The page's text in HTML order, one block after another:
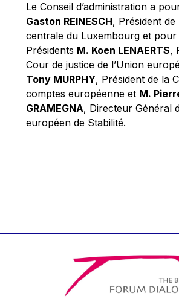
Timothy Radcliffe
Vaclav Klaus
Vassilios Skouris
Vítor Manuel da Silva
Viviane Reding
Walter Hagg
Le Conseil d’administration a
Gaston REINESCH, Président de
centrale du Luxembourg et pour
Présidents M. Koen LENAERTS,
Cour de justice de l’Union
Tony MURPHY, Président de la
comptes européenne et M.
GRAMEGNA, Directeur Général
européen de Stabilité.